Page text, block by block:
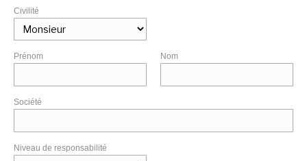
Civilité
Prénom Nom
Société
Niveau de responsabilité